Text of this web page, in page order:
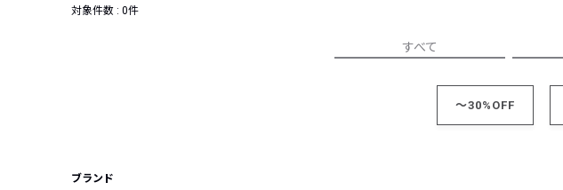
編集部のおすすめアイテム
人気記事
ウィークリ
対象件数 : 0件
すべて
～30%OFF
ブランド